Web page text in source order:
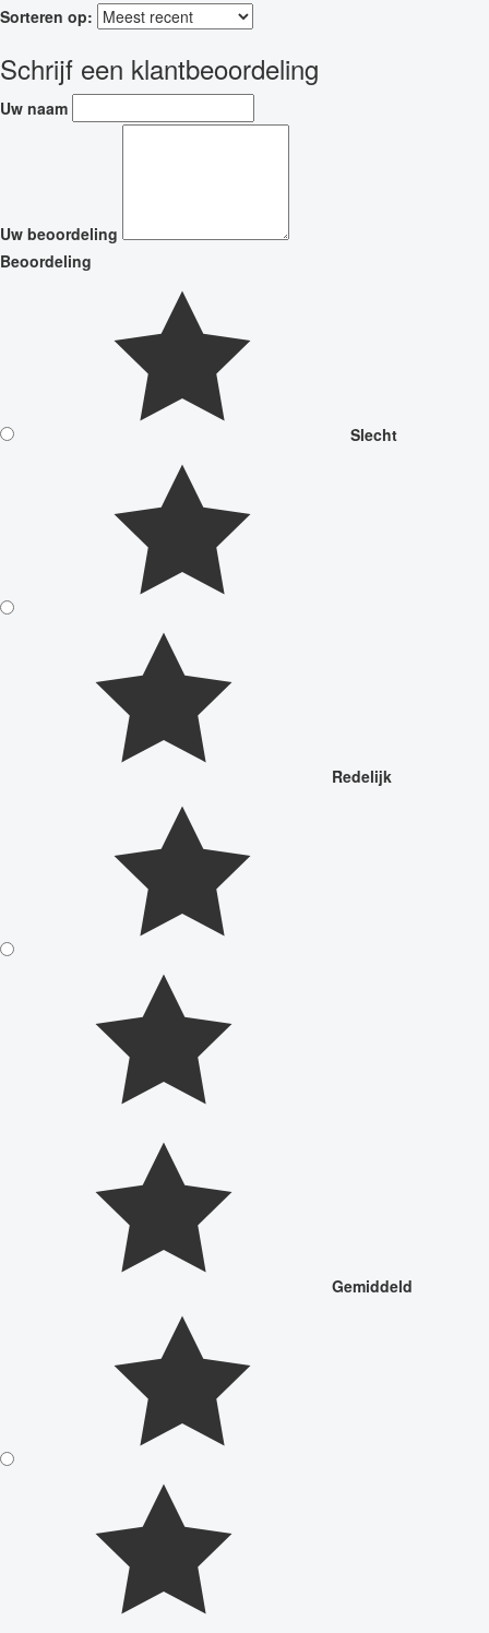
Sorteren op:
Schrijf een klantbeoordeling
Uw naam
Uw beoordeling
Beoordeling
Slecht
Redelijk
Gemiddeld